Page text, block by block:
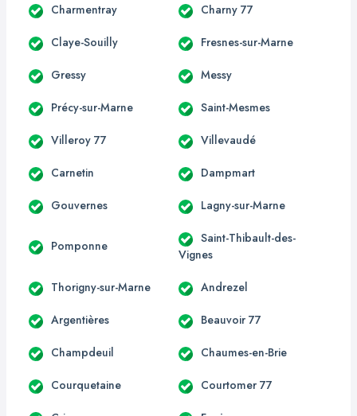
Charmentray Charny 77
Claye-Souilly Fresnes-sur-Marne
Gressy Messy
Précy-sur-Marne Saint-Mesmes
Villeroy 77 Villevaudé
Carnetin Dampmart
Gouvernes Lagny-sur-Marne
Pomponne
Saint-Thibault-des-
Vignes
Thorigny-sur-Marne Andrezel
Argentières Beauvoir 77
Champdeuil Chaumes-en-Brie
Courquetaine Courtomer 77